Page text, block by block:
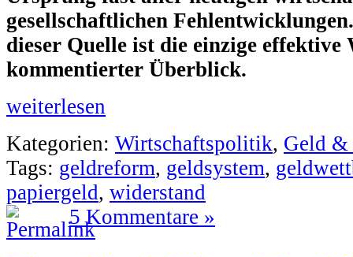
gesellschaftlichen
dieser Quelle ist die einzige
kommentierter Überblick.
weiterlesen
Kategorien: Wirtschaftspolitik, Geld
Tags: geldreform, geldsystem,
papiergeld, widerstand
5 Kommentare »